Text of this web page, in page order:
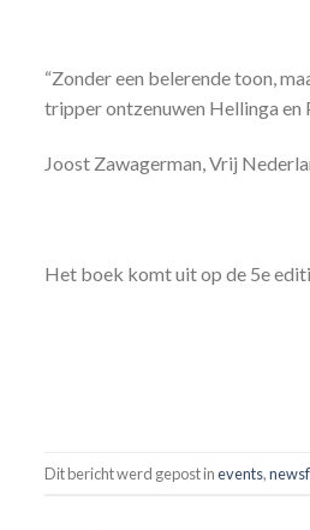
“Zonder een belerende toon,
tripper ontzenuwen Hellinga en
Joost Zawagerman, Vrij
Het boek komt uit op de 5e
Dit bericht werd gepost inevents,